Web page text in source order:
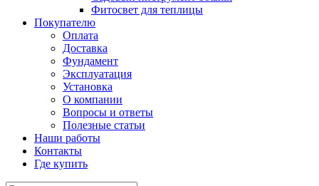
Фитосвет для теплицы
Покупателю
Оплата
Доставка
Фундамент
Эксплуатация
Установка
О компании
Вопросы и ответы
Полезные статьи
Наши работы
Контакты
Где купить